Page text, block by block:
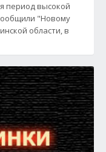
период высокой
"Новому
области, в